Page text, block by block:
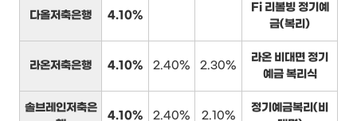
다올저축은행 4.10%
Fi 리볼빙 정기예
금(복리)
라온저축은행 4.10% 2.40% 2.30%
라온 비대면 정기
예금 복리식
솔브레인저축은
4.10% 2.40% 2.10%
정기예금복리(비